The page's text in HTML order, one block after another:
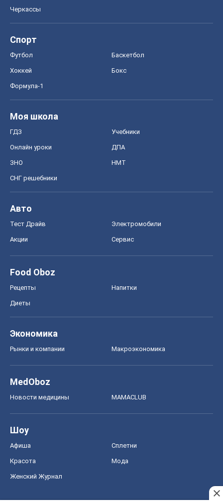
Черкассы
Спорт
Футбол Баскетбол
Хоккей Бокс
Формула-1
Моя школа
ГДЗ Учебники
Онлайн уроки ДПА
ЗНО НМТ
СНГ решебники
Авто
Тест Драйв Электромобили
Акции Сервис
Food Oboz
Рецепты Напитки
Диеты
Экономика
Рынки и компании Mакроэкономика
MedOboz
Новости медицины MAMACLUB
Шоу
Афиша Сплетни
Красота Мода
Женский Журнал